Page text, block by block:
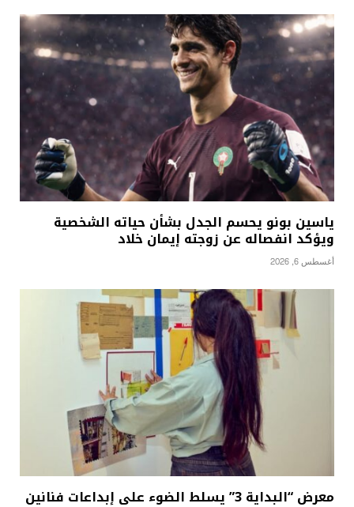
ياسين بونو يحسم الجدل بشأن حياته الشخصية
ويؤكد انفصاله عن زوجته إيمان خلاد
أغسطس 6, 2026
معرض “البداية 3” يسلط الضوء على إبداعات فنانين